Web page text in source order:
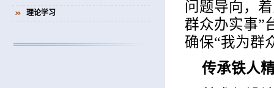
理论学习
问题导向，
群众办实事”
确保“我为群
传承铁人